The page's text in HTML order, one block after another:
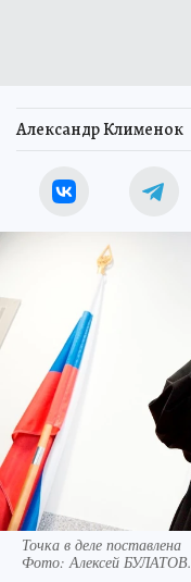
Александр Клименок
Точка в деле поставлена
Фото:Алексей БУЛАТОВ.